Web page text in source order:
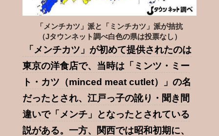
「メンチカツ」派と「ミンチカツ」派が拮抗
（Jタウンネット調べ白色の県は投票なし）
「メンチカツ」が初めて提供されたのは
東京の洋食店で、当時は「ミンツ・ミー
ト・カツ（minced meat cutlet）」の名
だったとされ、江戸っ子の訛り・聞き間
違いで「メンチ」となったとされている
説がある。一方、関西では昭和初期に、